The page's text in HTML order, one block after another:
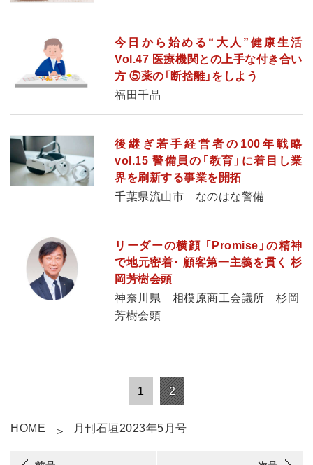
今日から始める“大人”健康生活
Vol.47 医療機関との上手な付き合い
方 ⑤薬の「断捨離」をしよう
福田千晶
後継ぎ若手経営者の100年戦略
vol.15 警備員の「教育」に着目し業
界を刷新する事業を開拓
千葉県流山市 なのはな警備
リーダーの横顔 「Promise」の精神
で地元密着・ 顧客第一主義を貫く 杉
岡芳樹会頭
神奈川県 相模原商工会議所 杉岡
芳樹会頭
1 2
HOME 月刊石垣2023年5月号